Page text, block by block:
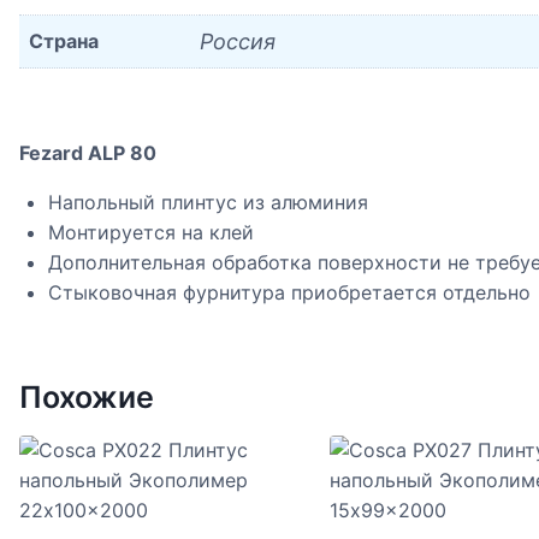
Страна Россия
Fezard ALP 80
Напольный плинтус из алюминия
Монтируется на клей
Дополнительная обработка поверхности не
Стыковочная фурнитура приобретается отдельно
Похожие